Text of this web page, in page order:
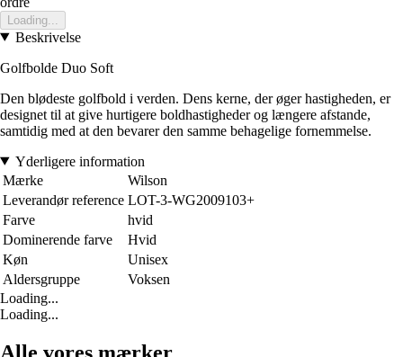
Loading...
Beskrivelse
Golfbolde Duo Soft
Den blødeste golfbold i verden. Dens kerne, der øger hastigheden, er
designet til at give hurtigere boldhastigheder og længere afstande,
samtidig med at den bevarer den samme behagelige fornemmelse.
Yderligere information
Mærke
Wilson
Leverandør reference LOT-3-WG2009103+
Farve
hvid
Dominerende farve
Hvid
Køn
Unisex
Aldersgruppe
Voksen
Loading...
Loading...
Alle vores mærker